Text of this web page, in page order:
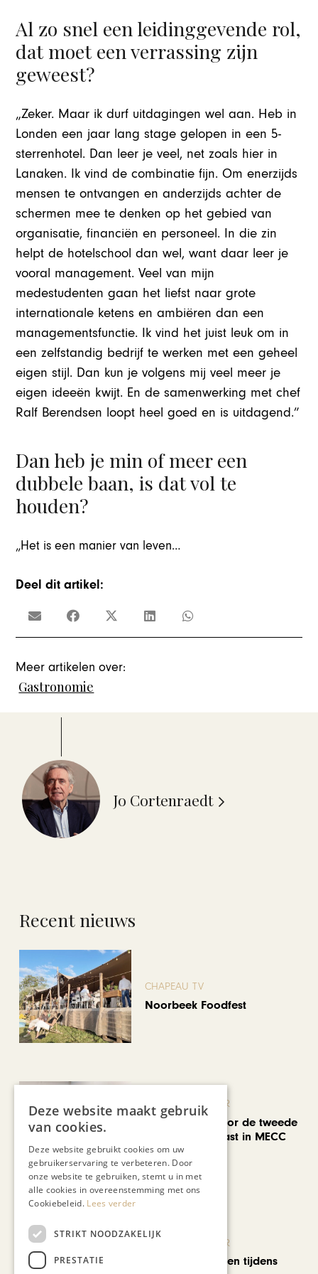
Al zo snel een leidinggevende rol,
dat moet een verrassing zijn
geweest?
„Zeker. Maar ik durf uitdagingen wel aan. Heb in
Londen een jaar lang stage gelopen in een 5-
sterrenhotel. Dan leer je veel, net zoals hier in
Lanaken. Ik vind de combinatie fijn. Om enerzijds
mensen te ontvangen en anderzijds achter de
schermen mee te denken op het gebied van
organisatie, financiën en personeel. In die zin
helpt de hotelschool dan wel, want daar leer je
vooral management. Veel van mijn
medestudenten gaan het liefst naar grote
internationale ketens en ambiëren dan een
managementsfunctie. Ik vind het juist leuk om in
een zelfstandig bedrijf te werken met een geheel
eigen stijl. Dan kun je volgens mij veel meer je
eigen ideeën kwijt. En de samenwerking met chef
Ralf Berendsen loopt heel goed en is uitdagend.”
Dan heb je min of meer een
dubbele baan, is dat vol te
houden?
„Het is een manier van leven…
Deel dit artikel:
Meer artikelen over:
Gastronomie
Jo Cortenraedt
Recent nieuws
CHAPEAU TV
Noorbeek Foodfest
KUNST & CULTUUR
EuropArtFair voor de tweede
keer op rij te gast in MECC
Maastricht
KUNST & CULTUUR
Wereldse beelden tijdens
Deze website maakt gebruik
van cookies.
Deze website gebruikt cookies om uw
gebruikerservaring te verbeteren. Door
onze website te gebruiken, stemt u in met
alle cookies in overeenstemming met ons
Cookiebeleid. Lees verder
STRIKT NOODZAKELIJK
PRESTATIE